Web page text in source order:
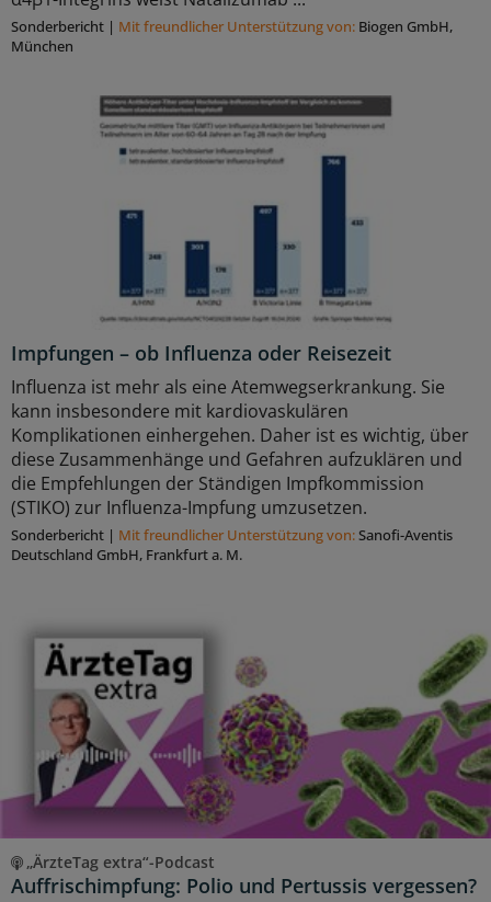
Sonderbericht | Mit freundlicher Unterstützung von: Biogen GmbH,
München
Impfungen – ob Influenza oder Reisezeit
Influenza ist mehr als eine Atemwegserkrankung. Sie
kann insbesondere mit kardiovaskulären
Komplikationen einhergehen. Daher ist es wichtig, über
diese Zusammenhänge und Gefahren aufzuklären und
die Empfehlungen der Ständigen Impfkommission
(STIKO) zur Influenza-Impfung umzusetzen.
Sonderbericht | Mit freundlicher Unterstützung von:Sanofi-Aventis
Deutschland GmbH, Frankfurt a. M.
„ÄrzteTag extra“-Podcast
Auffrischimpfung: Polio und Pertussis vergessen?